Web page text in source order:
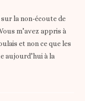
sur la non-écoute de
m’avez appris à
et non ce que les
aujourd’hui à la